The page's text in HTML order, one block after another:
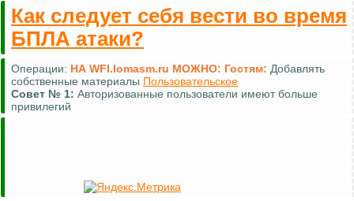
Как следует себя вести во время
БПЛА атаки?
Операции: НА WFI.lomasm.ru МОЖНО: Гостям: Добавлять
собственные материалы Пользовательское
Совет № 1: Авторизованные пользователи имеют больше
привилегий